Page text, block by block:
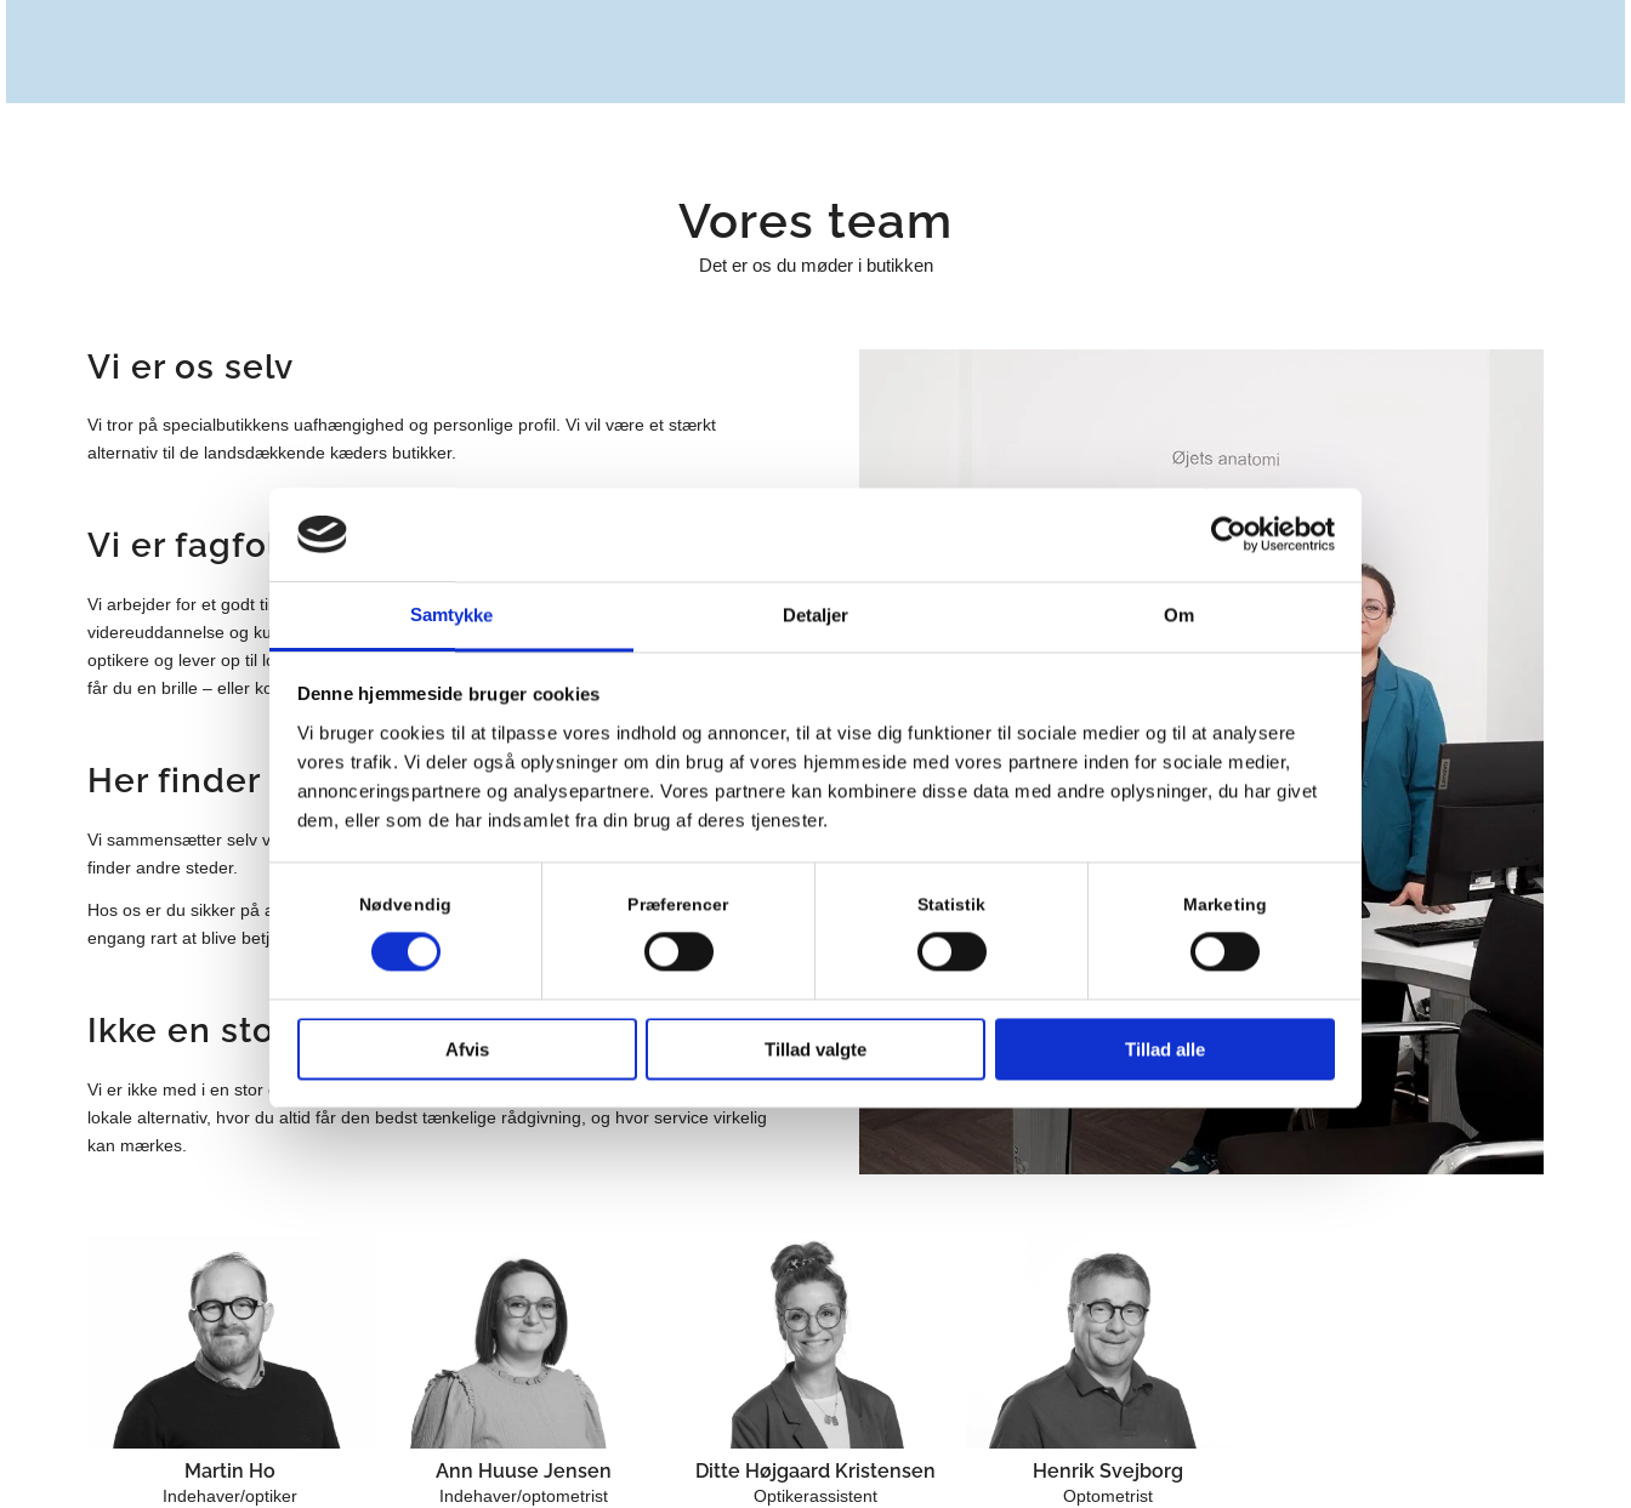
Samtykke Detaljer Om
Denne hjemmeside bruger cookies
Vi bruger cookies til at tilpasse vores indhold og annoncer, til at vise dig funktioner til sociale medier og til at analysere
vores trafik. Vi deler også oplysninger om din brug af vores hjemmeside med vores partnere inden for sociale medier,
annonceringspartnere og analysepartnere. Vores partnere kan kombinere disse data med andre oplysninger, du har givet
dem, eller som de har indsamlet fra din brug af deres tjenester.
Nødvendig Præferencer Statistik Marketing
Afvis Tillad valgte Tillad alle
Vores team
Det er os du møder i butikken
Vi er os selv
Vi tror på specialbutikkens uafhængighed og personlige profil. Vi vil være et stærkt
alternativ til de landsdækkende kæders butikker.
Vi er fagfolk
Vi arbejder for et godt tillidsforhold mellem kunde og butik og sikrer gennem
videreuddannelse og kurser, at vi står for den højeste faglighed. Vi er uddannede
optikere og lever op til lovens krav om en grundig og tilbundsgående synsprøve. Derved
får du en brille – eller kontaktlinser – der giver det optimale syn.
Her finder du den personlige brille
Vi sammensætter selv vores sortiment og derfor finder du også briller hos os, du ikke
finder andre steder.
Hos os er du sikker på at møde den samme optiker, hver gang du besøger os. Det er nu
engang rart at blive betjent af en, der allerede er inde i din sag.
Ikke en stor kædebutik
Vi er ikke med i en stor og landsdækkende kæde af brilleforretninger. Vi vil være det
lokale alternativ, hvor du altid får den bedst tænkelige rådgivning, og hvor service virkelig
kan mærkes.
Martin Ho
Indehaver/optiker
Ann Huuse Jensen
Indehaver/optometrist
Ditte Højgaard Kristensen
Optikerassistent
Henrik Svejborg
Optometrist